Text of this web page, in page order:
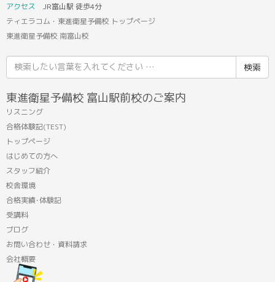
アクセス JR富山駅 徒歩4分
ティエラコム・東進衛星予備校 トップページ
東進衛星予備校 南富山校
索
結
東進衛星予備校 富山駅前校のご案内
リスニング
合格体験記(TEST)
トップページ
はじめての方へ
スタッフ紹介
校舎環境
合格実績･体験記
受講料
ブログ
お問い合わせ・資料請求
会社概要